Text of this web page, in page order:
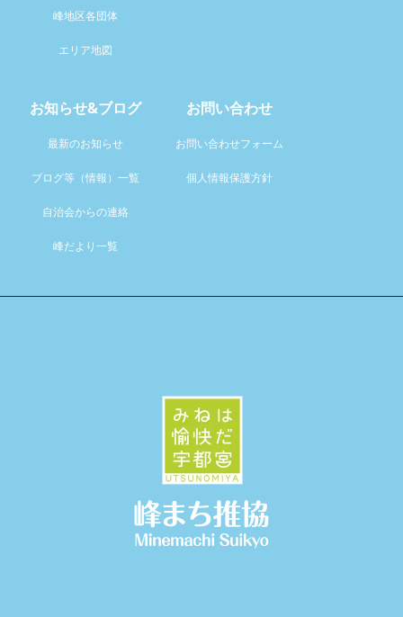
峰地区各団体
エリア地図
お知らせ&ブログ
最新のお知らせ
ブログ等（情報）一覧
自治会からの連絡
峰だより一覧
お問い合わせ
お問い合わせフォーム
個人情報保護方針